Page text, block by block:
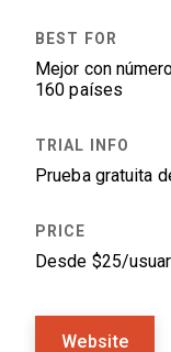
Mejor con
160 países
Prueba gratuita
Desde $25/
Website